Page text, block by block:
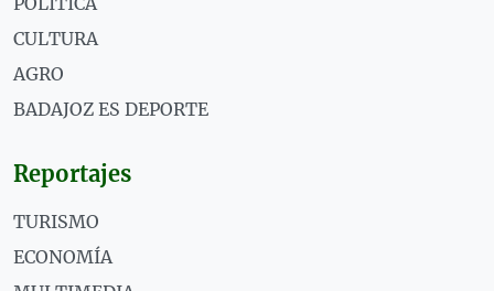
CULTURA
AGRO
BADAJOZ ES DEPORTE
Reportajes
TURISMO
ECONOMÍA